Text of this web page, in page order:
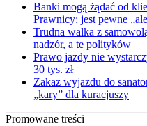
Banki mogą żądać od
Prawnicy: jest pewne
Trudna walka z
nadzór, a te polityków
Prawo jazdy nie
30 tys. zł
Zakaz wyjazdu do
„kary” dla kuracjuszy
Promowane treści